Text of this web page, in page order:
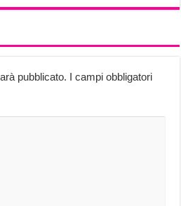
pubblicato. I campi obbligatori